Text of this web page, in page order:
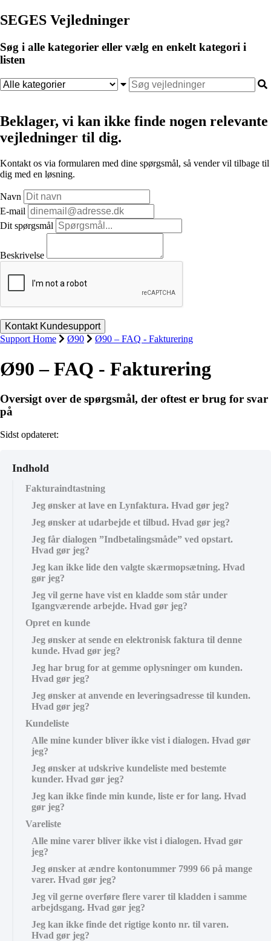
SEGES Vejledninger
Søg i alle kategorier eller vælg en enkelt kategori i
listen
Beklager, vi kan ikke finde nogen relevante
vejledninger til dig.
Kontakt os via formularen med dine spørgsmål, så vender vil tilbage til
dig med en løsning.
Navn
E-mail
Dit spørgsmål
Beskrivelse
Support Home Ø90 Ø90 – FAQ - Fakturering
Ø90 – FAQ - Fakturering
Oversigt over de spørgsmål, der oftest er brug for svar
på
Sidst opdateret:
Indhold
Fakturaindtastning
Jeg ønsker at lave en Lynfaktura. Hvad gør jeg?
Jeg ønsker at udarbejde et tilbud. Hvad gør jeg?
Jeg får dialogen ”Indbetalingsmåde” ved opstart.
Hvad gør jeg?
Jeg kan ikke lide den valgte skærmopsætning. Hvad
gør jeg?
Jeg vil gerne have vist en kladde som står under
Igangværende arbejde. Hvad gør jeg?
Opret en kunde
Jeg ønsker at sende en elektronisk faktura til denne
kunde. Hvad gør jeg?
Jeg har brug for at gemme oplysninger om kunden.
Hvad gør jeg?
Jeg ønsker at anvende en leveringsadresse til kunden.
Hvad gør jeg?
Kundeliste
Alle mine kunder bliver ikke vist i dialogen. Hvad gør
jeg?
Jeg ønsker at udskrive kundeliste med bestemte
kunder. Hvad gør jeg?
Jeg kan ikke finde min kunde, liste er for lang. Hvad
gør jeg?
Vareliste
Alle mine varer bliver ikke vist i dialogen. Hvad gør
jeg?
Jeg ønsker at ændre kontonummer 7999 66 på mange
varer. Hvad gør jeg?
Jeg vil gerne overføre flere varer til kladden i samme
arbejdsgang. Hvad gør jeg?
Jeg kan ikke finde det rigtige konto nr. til varen.
Hvad gør jeg?